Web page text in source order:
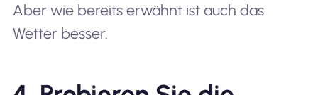
Aber wie bereits erwähnt ist auch das
Wetter besser.